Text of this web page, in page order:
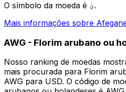
O símbolo da moeda é ؋.
Mais informações sobre
AWG - Florim arubano ou
Nosso ranking de moedas
mais procurada para Florim
AWG para USD. O código de